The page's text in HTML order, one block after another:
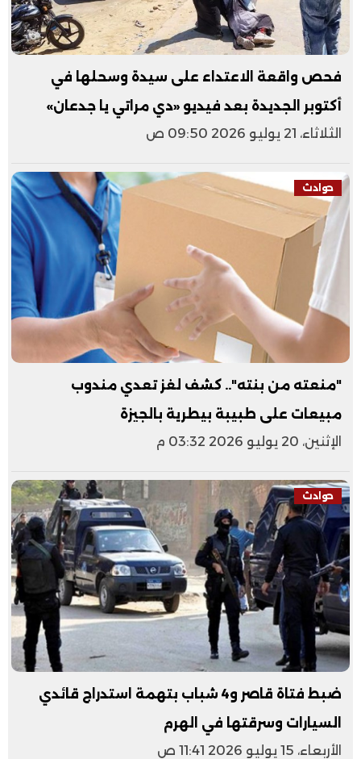
فحص واقعة الاعتداء على سيدة وسحلها في
أكتوبر الجديدة بعد فيديو «دي مراتي يا جدعان»
الثلاثاء، 21 يوليو 2026 09:50 ص
حوادث
"منعته من بنته".. كشف لغز تعدي مندوب
مبيعات على طبيبة بيطرية بالجيزة
الإثنين، 20 يوليو 2026 03:32 م
حوادث
ضبط فتاة قاصر و4 شباب بتهمة استدراج قائدي
السيارات وسرقتها في الهرم
الأربعاء، 15 يوليو 2026 11:41 ص